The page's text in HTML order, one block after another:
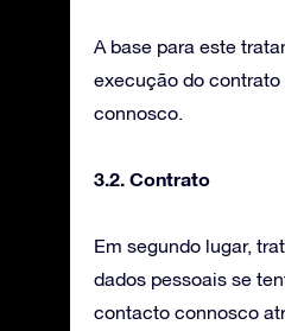
A base para este
execução do contrato
connosco.
3.2. Contrato
Em segundo lugar,
dados pessoais se
contacto connosco